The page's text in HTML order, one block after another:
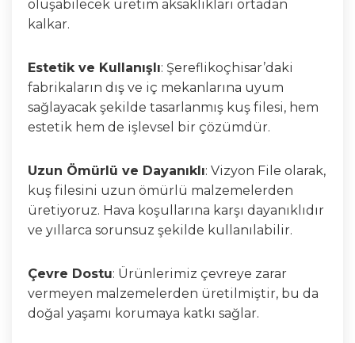
oluşabilecek üretim aksaklıkları ortadan
kalkar.
Estetik ve Kullanışlı: Şereflikoçhisar’daki
fabrikaların dış ve iç mekanlarına uyum
sağlayacak şekilde tasarlanmış kuş filesi, hem
estetik hem de işlevsel bir çözümdür.
Uzun Ömürlü ve Dayanıklı: Vizyon File olarak,
kuş filesini uzun ömürlü malzemelerden
üretiyoruz. Hava koşullarına karşı dayanıklıdır
ve yıllarca sorunsuz şekilde kullanılabilir.
Çevre Dostu: Ürünlerimiz çevreye zarar
vermeyen malzemelerden üretilmiştir, bu da
doğal yaşamı korumaya katkı sağlar.